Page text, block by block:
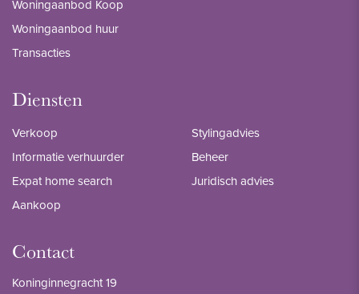
Woningaanbod Koop
Woningaanbod huur
Transacties
Diensten
Verkoop
Informatie verhuurder
Expat home search
Aankoop
Stylingadvies
Beheer
Juridisch advies
Contact
Koninginnegracht 19